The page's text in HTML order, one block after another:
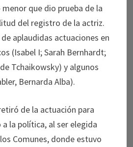
que dio prueba de la
del registro de la actriz.
aplaudidas actuaciones en
(Isabel I; Sarah Bernhardt;
Tchaikowsky) y algunos
Bernarda Alba).
de la actuación para
la política, al ser elegida
Comunes, donde estuvo